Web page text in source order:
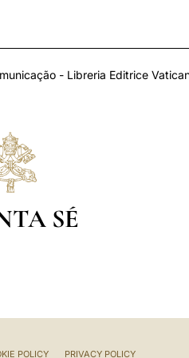
- Libreria Editrice
SÉ
POLICY PRIVACY POLICY